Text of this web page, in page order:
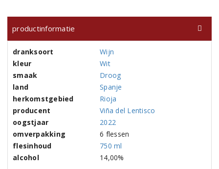
productinformatie
dranksoort
Wijn
kleur
Wit
smaak
Droog
land
Spanje
herkomstgebied
Rioja
producent
Viña del Lentisco
oogstjaar
2022
omverpakking
6 flessen
flesinhoud
750 ml
alcohol
14,00%